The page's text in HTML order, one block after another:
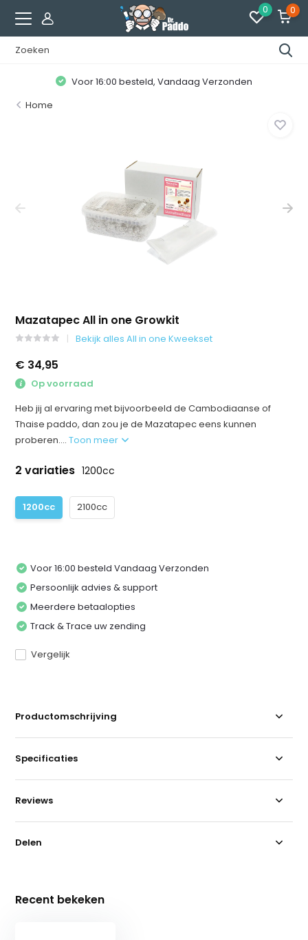
0 0
Voor 16:00 besteld, Vandaag Verzonden
Home
Mazatapec All in one Growkit
Bekijk alles All in one Kweekset
€ 34,95
Op voorraad
Heb jij al ervaring met bijvoorbeeld de Cambodiaanse of
Thaise paddo, dan zou je de Mazatapec eens kunnen
proberen....Toon meer
2 variaties 1200cc
1200cc 2100cc
Voor 16:00 besteld Vandaag Verzonden
Persoonlijk advies & support
Meerdere betaalopties
Track & Trace uw zending
Vergelijk
Productomschrijving
Specificaties
Reviews
Delen
Recent bekeken